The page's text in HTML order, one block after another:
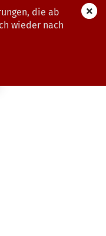
die ab
wieder nach